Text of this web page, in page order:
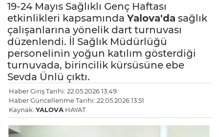
19-24 Mayıs Sağlıklı Genç Haftası
etkinlikleri kapsamında Yalova'da sağlık
çalışanlarına yönelik dart turnuvası
düzenlendi. İl Sağlık Müdürlüğü
personelinin yoğun katılım gösterdiği
turnuvada, birincilik kürsüsüne ebe
Sevda Ünlü çıktı.
Haber Giriş Tarihi: 22.05.2026 13:49
Haber Güncellenme Tarihi: 22.05.2026 13:51
Kaynak: YALOVA HAYAT